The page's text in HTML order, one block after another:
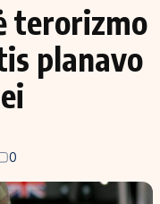
terorizmo
planavo
0